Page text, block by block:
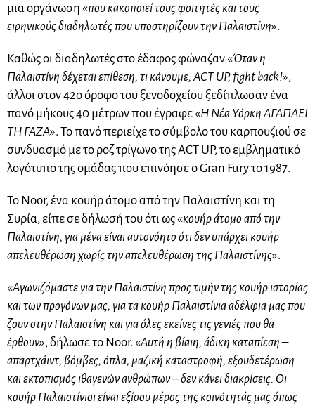
μια οργάνωση «που κακοποιεί τους φοιτητές και τους
ειρηνικούς διαδηλωτές που υποστηρίζουν την Παλαιστίνη».
Καθώς οι διαδηλωτές στο έδαφος φώναζαν «Όταν η
Παλαιστίνη δέχεται επίθεση, τι κάνουμε; ACT UP, fight back!»,
άλλοι στον 42ο όροφο του ξενοδοχείου ξεδίπλωσαν ένα
πανό μήκους 40 μέτρων που έγραφε «Η Νέα Υόρκη ΑΓΑΠΑΕΙ
ΤΗ ΓΑΖΑ». Το πανό περιείχε το σύμβολο του καρπουζιού σε
συνδυασμό με το ροζ τρίγωνο της ACT UP, το εμβληματικό
λογότυπο της ομάδας που επινόησε ο Gran Fury το 1987.
Το Noor, ένα κουήρ άτομο από την Παλαιστίνη και τη
Συρία, είπε σε δήλωσή του ότι ως «κουήρ άτομο από την
Παλαιστίνη, για μένα είναι αυτονόητο ότι δεν υπάρχει κουήρ
απελευθέρωση χωρίς την απελευθέρωση της Παλαιστίνης».
«Αγωνιζόμαστε για την Παλαιστίνη προς τιμήν της κουήρ ιστορίας
και των προγόνων μας, για τα κουήρ Παλαιστίνια αδέλφια μας που
ζουν στην Παλαιστίνη και για όλες εκείνες τις γενιές που θα
έρθουν», δήλωσε το Noor. «Αυτή η βίαιη, άδικη καταπίεση –
απαρτχάιντ, βόμβες, όπλα, μαζική καταστροφή, εξουδετέρωση
και εκτοπισμός ιθαγενών ανθρώπων – δεν κάνει διακρίσεις. Οι
κουήρ Παλαιστίνιοι είναι εξίσου μέρος της κοινότητάς μας όπως